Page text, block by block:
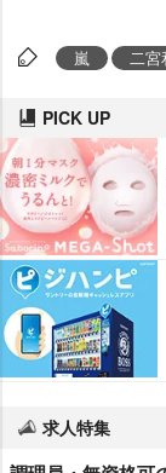
嵐 二
PICK UP
求人特集